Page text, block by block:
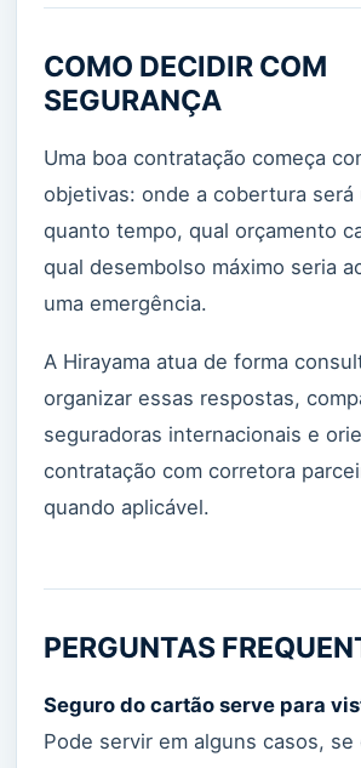
COMO DECIDIR COM
SEGURANÇA
Uma boa contratação começa
objetivas: onde a cobertura será
quanto tempo, qual orçamento
qual desembolso máximo seria
uma emergência.
A Hirayama atua de forma
organizar essas respostas,
seguradoras internacionais e
contratação com corretora
quando aplicável.
PERGUNTAS
Seguro do cartão serve para
Pode servir em alguns casos, se